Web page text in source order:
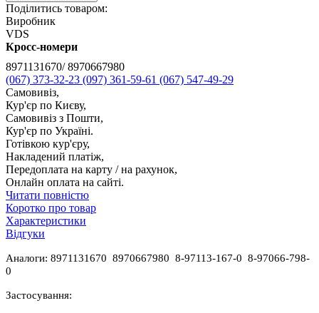
Поділитись товаром:
Виробник
VDS
Кросс-номери
8971131670/ 8970667980
(067) 373-32-23 (097) 361-59-61 (067) 547-49-29
Самовивіз,
Кур'єр по Києву,
Самовивіз з Пошти,
Кур'єр по Україні.
Готівкою кур'єру,
Накладений платіж,
Передоплата на карту / на рахунок,
Онлайн оплата на сайті.
Читати повністю
Коротко про товар
Характеристики
Відгуки
Аналоги: 8971131670 8970667980 8-97113-167-0 8-97066-798-
0
Застосування: